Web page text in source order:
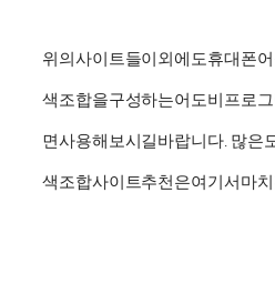
위의사이트들이외에도휴대폰
색조합을구성하는어도비 프로
면사용해보시길바랍니다. 많은
색조합사이트추천은여기서마